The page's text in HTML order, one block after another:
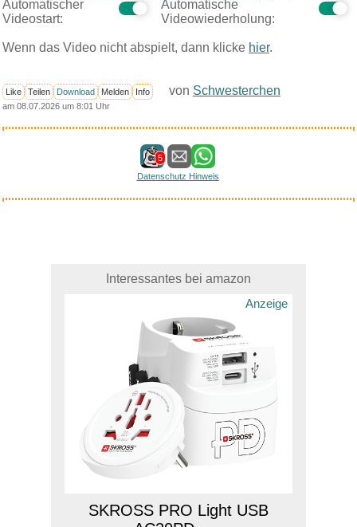
Automatischer
Videostart:
Automatische
Videowiederholung:
Wenn das Video nicht abspielt, dann klicke hier.
Like Teilen Download Melden Info von Schwesterchen
am 08.07.2026 um 8:01 Uhr
5
Datenschutz Hinweis
Interessantes bei amazon
Anzeige
SKROSS PRO Light USB